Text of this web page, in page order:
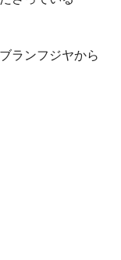
ランフジヤから